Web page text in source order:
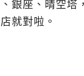
銀座、晴空塔
就對啦。